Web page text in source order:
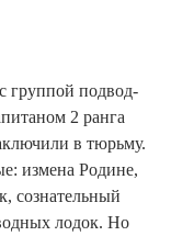
группой подвод­
2 ранга
в тюрьму.
измена Родине,
сознательный
лодок. Но